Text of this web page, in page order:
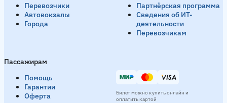
Перевозчики
Автовокзалы
Города
Пассажирам
Помощь
Гарантии
Оферта
Партнёрская программа
Сведения об ИТ-
деятельности
Перевозчикам
Билет можно купить онлайн и
оплатить картой